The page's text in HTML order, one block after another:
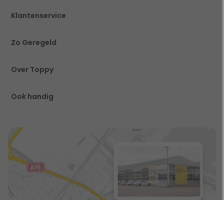
Klantenservice
Zo Geregeld
Over Toppy
Ook handig